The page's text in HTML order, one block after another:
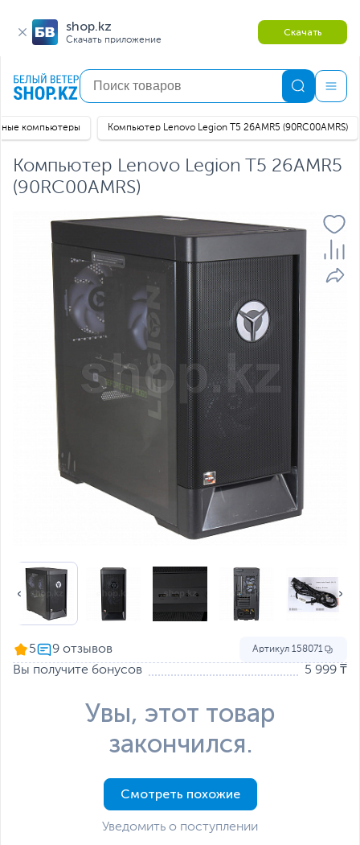
shop.kz
Скачать приложение
Скачать
компьютеры Компьютер Lenovo Legion T5 26AMR5 (90RC00AMRS)
Компьютер Lenovo Legion T5 26AMR5
(90RC00AMRS)
5 Артикул 158071
Вы получите бонусов 5 999 ₸
Увы, этот товар
закончился.
Смотреть похожие
Уведомить о поступлении